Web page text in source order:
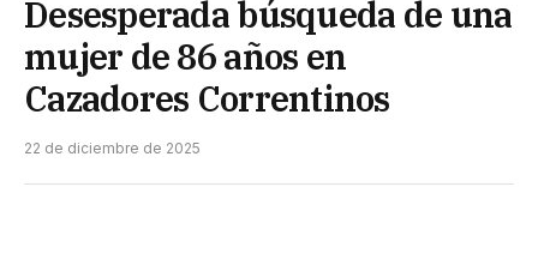
Desesperada búsqueda de una
mujer de 86 años en
Cazadores Correntinos
22 de diciembre de 2025